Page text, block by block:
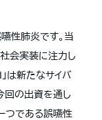
性肺炎です。当
会実装に注力し
は新たなサイバ
回の出資を通し
つである誤嚥性